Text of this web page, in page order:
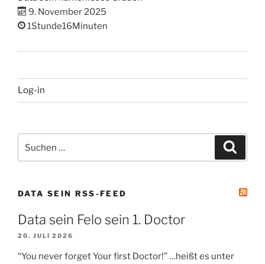
9. November 2025
1Stunde16Minuten
Log-in
nach:
DATA SEIN RSS-FEED
Data sein Felo sein 1. Doctor
20. JULI 2026
“You never forget Your first Doctor!” …heißt es unter